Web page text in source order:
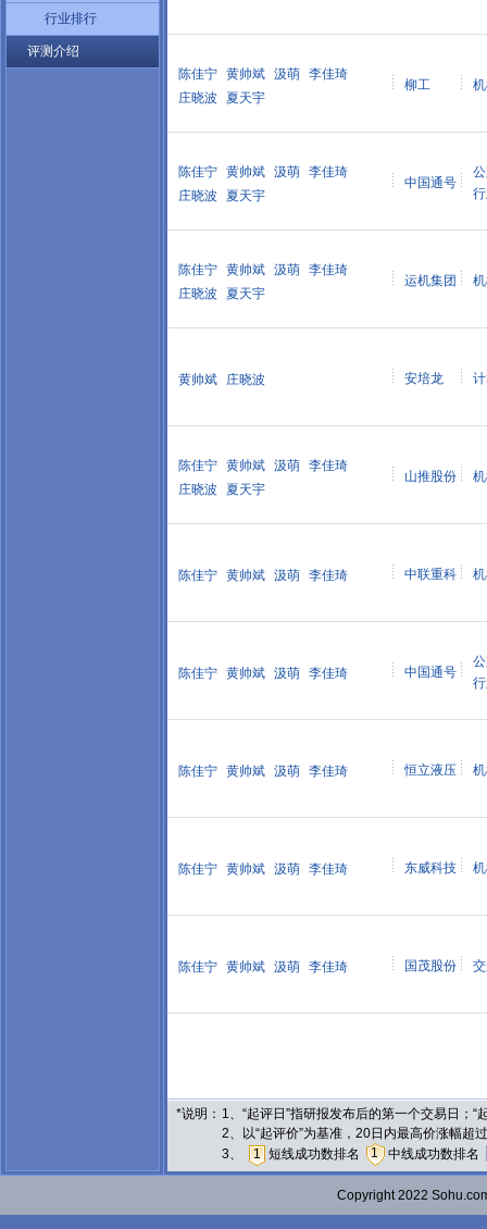
行业排行
评测介绍
陈佳宁 黄帅斌 汲萌 李佳琦
庄晓波
夏天宇
柳工
陈佳宁 黄帅斌 汲萌 李佳琦
庄晓波
夏天宇
中国通号
陈佳宁 黄帅斌 汲萌 李佳琦
庄晓波
夏天宇
运机集团
黄帅斌 庄晓波 安培龙
陈佳宁 黄帅斌 汲萌 李佳琦
庄晓波
夏天宇
山推股份
陈佳宁 黄帅斌 汲萌 李佳琦 中联重科
陈佳宁 黄帅斌 汲萌 李佳琦 中国通号
陈佳宁 黄帅斌 汲萌 李佳琦 恒立液压
陈佳宁 黄帅斌 汲萌 李佳琦 东威科技
陈佳宁 黄帅斌 汲萌 李佳琦 国茂股份
*说明： 1、“起评日”指研报发布后的第一个交易日；
2、以“起评价”为基准，20日内最高价涨幅
3、
1 短线成功数排名 1 中线成功数排名
Copyright 2022